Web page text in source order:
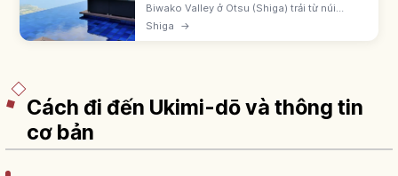
Biwako Valley ở Otsu (Shiga) trải từ núi
Uchimi đến núi Horai. Cáp treo tốc độ
12m/giây lên đỉnh trong 5 phút. Vé người lớn
Shiga →
Cách đi đến Ukimi-dō và thông tin
cơ bản